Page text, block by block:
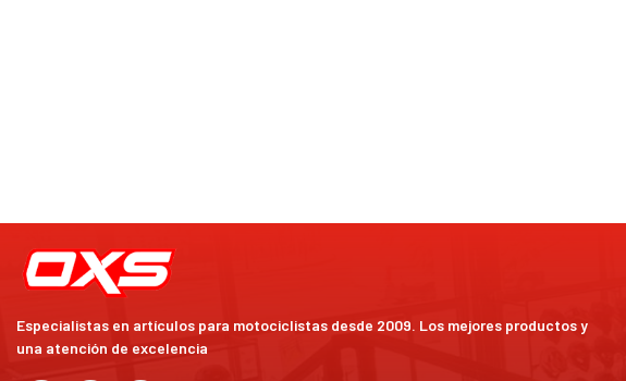
Especialistas en artículos para motociclistas desde 2009. Los mejores productos y
una atención de excelencia